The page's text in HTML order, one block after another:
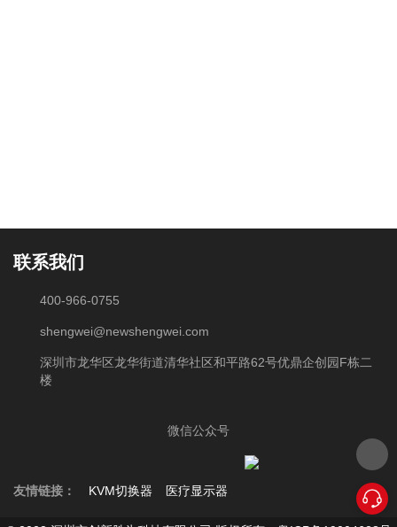
联系我们
400-966-0755
shengwei@newshengwei.com
深圳市龙华区龙华街道清华社区和平路62号优鼎企创园F栋二
楼
微信公众号
友情链接： KVM切换器 医疗显示器